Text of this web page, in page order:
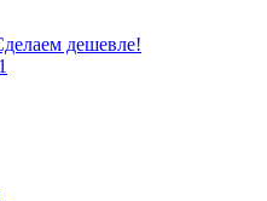
дешевле!